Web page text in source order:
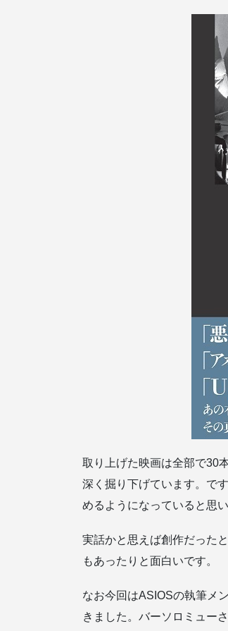
取り上げた映画は全部で30
深く掘り下げています。で
めるようになっていると思い
実話かと思えば創作だった
もあったりと面白いです。
なお今回はASIOSの執筆メ
きました。バーソロミュー